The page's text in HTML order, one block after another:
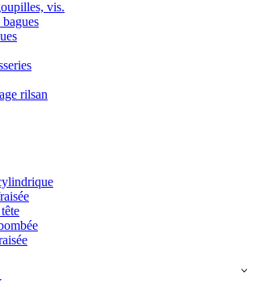
vis.
rilsan